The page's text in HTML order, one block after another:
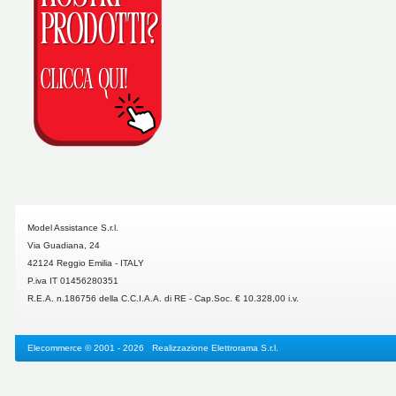
Model Assistance S.r.l.
Via Guadiana, 24
42124 Reggio Emilia - ITALY
P.iva IT 01456280351
R.E.A. n.186756 della C.C.I.A.A. di RE - Cap.Soc. € 10.328,00 i.v.
Elecommerce © 2001 - 2026 Realizzazione Elettrorama S.r.l.